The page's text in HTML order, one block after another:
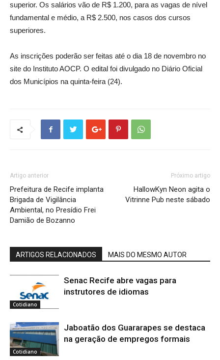
superior. Os salários vão de R$ 1.200, para as vagas de nível
fundamental e médio, a R$ 2.500, nos casos dos cursos
superiores.
As inscrições poderão ser feitas até o dia 18 de novembro no
site do Instituto AOCP. O edital foi divulgado no Diário Oficial
dos Municípios na quinta-feira (24).
Artigo anterior
Prefeitura de Recife implanta
Brigada de Vigilância
Ambiental, no Presídio Frei
Damião de Bozanno
Próximo artigo
HallowKyn Neon agita o
Vitrinne Pub neste sábado
ARTIGOS RELACIONADOS MAIS DO MESMO AUTOR
Cotidiano
Senac Recife abre vagas para
instrutores de idiomas
Cotidiano
Jaboatão dos Guararapes se destaca
na geração de empregos formais